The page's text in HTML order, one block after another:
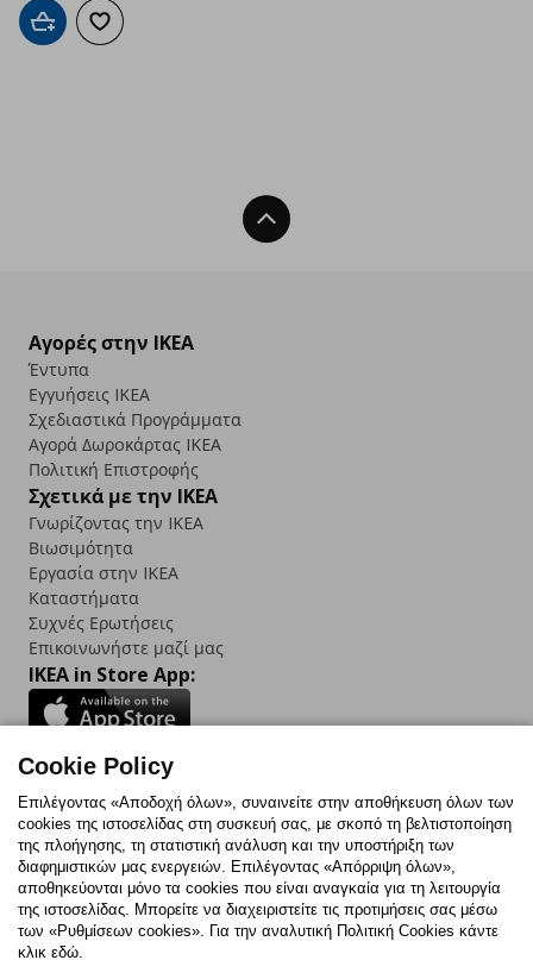
Προσθήκη στο καλάθι
Προσθήκη στα αγαπημένα
Back To Top
Αγορές στην IKEA
Έντυπα
Εγγυήσεις IKEA
Σχεδιαστικά Προγράμματα
Αγορά Δωρoκάρτας IKEA
Πολιτική Επιστροφής
Σχετικά με την IKEA
Γνωρίζοντας την IKEA
Βιωσιμότητα
Εργασία στην IKEA
Καταστήματα
Συχνές Ερωτήσεις
Επικοινωνήστε μαζί μας
IKEA in Store App:
Follow us:
FacebookInstagram
TikTokYoutubePinterestTwitter
Cookie Policy
Επιλέγοντας «Αποδοχή όλων», συναινείτε στην αποθήκευση όλων των
cookies της ιστοσελίδας στη συσκευή σας, με σκοπό τη βελτιστοποίηση
της πλοήγησης, τη στατιστική ανάλυση και την υποστήριξη των
διαφημιστικών μας ενεργειών. Επιλέγοντας «Απόρριψη όλων»,
αποθηκεύονται μόνο τα cookies που είναι αναγκαία για τη λειτουργία
της ιστοσελίδας. Μπορείτε να διαχειριστείτε τις προτιμήσεις σας μέσω
των «Ρυθμίσεων cookies». Για την αναλυτική Πολιτική Cookies κάντε
κλικ εδώ.